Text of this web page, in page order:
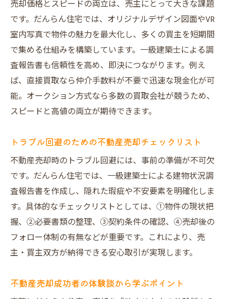
売却価格とスピードの両立は、売主にとって大きな課題
です。だんらん住宅では、オリジナルデザイン図面やVR
室内写真で物件の魅力を最大化し、多くの買主を短期間
で集める仕組みを構築しています。一級建築士による調
査報告書も信頼性を高め、即決につながります。例え
ば、直接買取なら仲介手数料が不要で迅速な現金化が可
能。オークション方式なら多数の買取会社が競うため、
スピードと高値の両立が期待できます。
トラブル回避のための不動産売却チェックリスト
不動産売却時のトラブル回避には、事前の準備が不可欠
です。だんらん住宅では、一級建築士による建物状況調
査報告書を作成し、隠れた瑕疵や不安要素を明確化しま
す。具体的なチェックリストとしては、①物件の現状把
握、②必要書類の整理、③契約条件の確認、④売却後の
フォロー体制の有無などが重要です。これにより、売
主・買主双方が納得できる安心取引が実現します。
不動産売却成功者の体験談から学ぶポイント